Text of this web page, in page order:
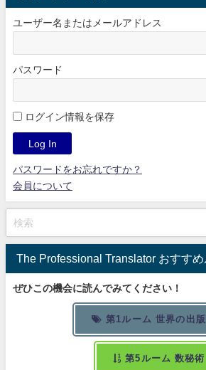
ユーザー名またはメールアドレス
パスワード
ログイン情報を保存
パスワードをお忘れですか？
会員について
The Professional Translator おすすめ
ぜひこの機会に読んでみてください！
第1ルーム 世界の出
第5ルーム 数秘術